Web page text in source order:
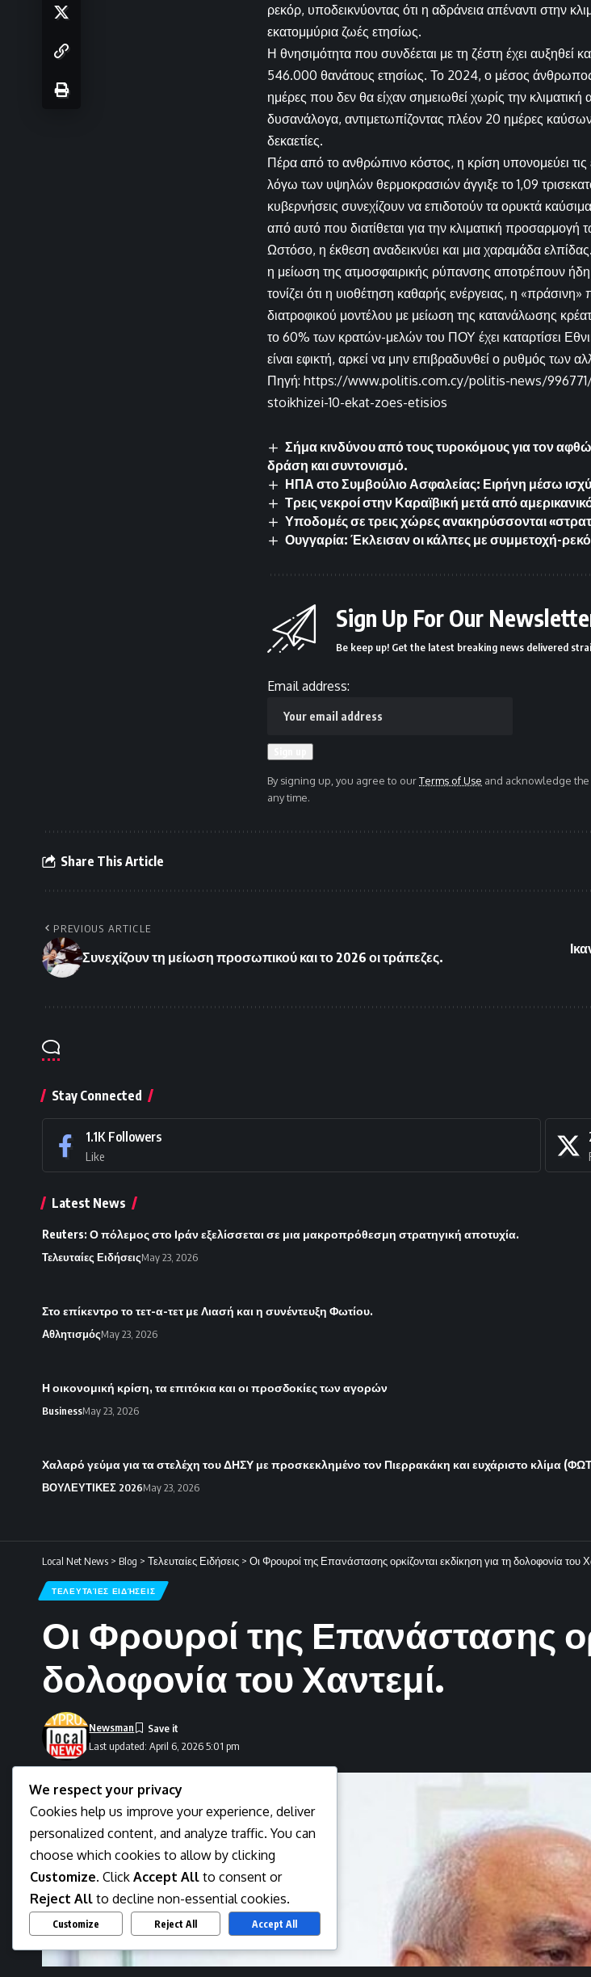
ρεκόρ, υποδεικνύοντας ότι η αδράνεια απέναντι στην
εκατομμύρια ζωές ετησίως.
Η θνησιμότητα που συνδέεται με τη ζέστη έχει
546.000 θανάτους ετησίως. Το 2024, ο μέσος άνθρωπος
ημέρες που δεν θα είχαν σημειωθεί χωρίς την κλιματική
δυσανάλογα, αντιμετωπίζοντας πλέον 20 ημέρες
δεκαετίες.
Πέρα από το ανθρώπινο κόστος, η κρίση υπονομεύει
λόγω των υψηλών θερμοκρασιών άγγιξε το 1,09
κυβερνήσεις συνεχίζουν να επιδοτούν τα ορυκτά
από αυτό που διατίθεται για την κλιματική
Ωστόσο, η έκθεση αναδεικνύει και μια χαραμάδα
η μείωση της ατμοσφαιρικής ρύπανσης αποτρέπουν
τονίζει ότι η υιοθέτηση καθαρής ενέργειας, η
διατροφικού μοντέλου με μείωση της κατανάλωσης
το 60% των κρατών-μελών του ΠΟΥ έχει καταρτίσει
είναι εφικτή, αρκεί να μην επιβραδυνθεί ο ρυθμός των
Πηγή: https://www.politis.com.cy/politis-news/
stoikhizei-10-ekat-zoes-etisios
Σήμα κινδύνου από τους τυροκόμους για τον
δράση και συντονισμό.
ΗΠΑ στο Συμβούλιο Ασφαλείας: Ειρήνη μέσω
Τρεις νεκροί στην Καραϊβική μετά από
Υποδομές σε τρεις χώρες ανακηρύσσονται
Ουγγαρία: Έκλεισαν οι κάλπες με συμμετοχή-
Sign Up For Our
Be keep up! Get the latest breaking news delivered
Email address:
By signing up, you agree to ourTerms of Use and acknowledge
any time.
Share This Article
PREVIOUS ARTICLE
Συνεχίζουν τη μείωση προσωπικού και το 2026 οι τράπεζες.
Stay Connected
1.1K Followers
Like
Latest News
Reuters: Ο πόλεμος στο Ιράν εξελίσσεται σε μια μακροπρόθεσμη στρατηγική αποτυχία.
Τελευταίες ΕιδήσειςMay 23, 2026
Στο επίκεντρο το τετ-α-τετ με Λιασή και η συνέντευξη Φωτίου.
ΑθλητισμόςMay 23, 2026
Η οικονομική κρίση, τα επιτόκια και οι προσδοκίες των αγορών
BusinessMay 23, 2026
Χαλαρό γεύμα για τα στελέχη του ΔΗΣΥ με προσκεκλημένο τον Πιερρακάκη και ευχάριστο κλίμα
ΒΟΥΛΕΥΤΙΚΕΣ 2026May 23, 2026
Local Net News > Blog > Τελευταίες Ειδήσεις > Οι Φρουροί της Επανάστασης ορκίζονται εκδίκηση για τη δολοφονία του
ΤΕΛΕΥΤΑΊΕΣ ΕΙΔΉΣΕΙΣ
Οι Φρουροί της Επανάστασης
δολοφονία του Χαντεμί.
Last updated: April 6, 2026 5:01 pm
Newsman
We respect your privacy
Cookies help us improve your experience, deliver
personalized content, and analyze traffic. You can
choose which cookies to allow by clicking
Customize. Click Accept All to consent or
Reject All to decline non-essential cookies.
Customize Reject All Accept All